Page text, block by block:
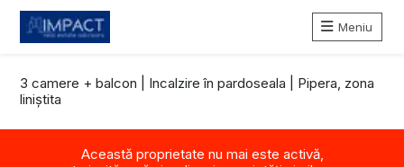
Meniu
3 camere + balcon | Incalzire în pardoseala | Pipera, zona
liniștita
Această proprietate nu mai este activă,